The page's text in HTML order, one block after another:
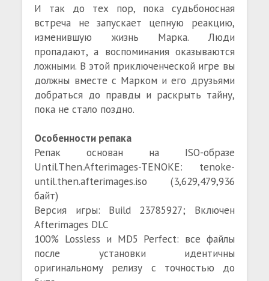
И так до тех пор, пока судьбоносная
встреча не запускает цепную реакцию,
изменившую жизнь Марка. Люди
пропадают, а воспоминания оказываются
ложными. В этой приключенческой игре вы
должны вместе с Марком и его друзьями
добраться до правды и раскрыть тайну,
пока не стало поздно.
Особенности репака
Репак основан на ISO-образе
Until.Then.Afterimages-TENOKE: tenoke-
until.then.afterimages.iso (3,629,479,936
байт)
Версия игры: Build 23785927; Включен
Afterimages DLC
100% Lossless и MD5 Perfect: все файлы
после установки идентичны
оригинальному релизу с точностью до